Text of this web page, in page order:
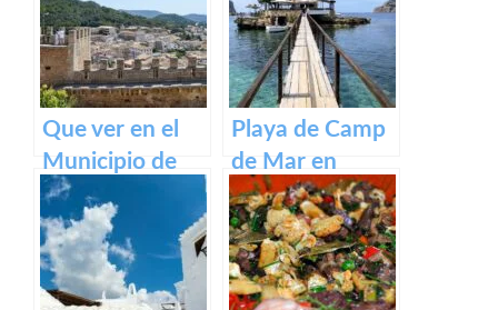
Que ver en el
Municipio de
Capdepera en
Baleares
Playa de Camp
de Mar en
Mallorca